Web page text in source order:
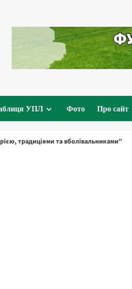
УПЛ Фото Про сайт
та вболівальниками”